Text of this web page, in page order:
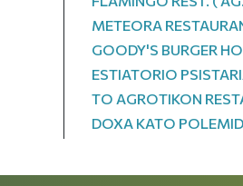
METEORA
GOODY'S BURGER
ESTIATORIO
TO AGROTIKON
DOXA KATO